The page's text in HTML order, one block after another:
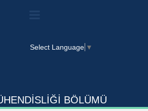
BÖLÜMÜ
Select Language ▼